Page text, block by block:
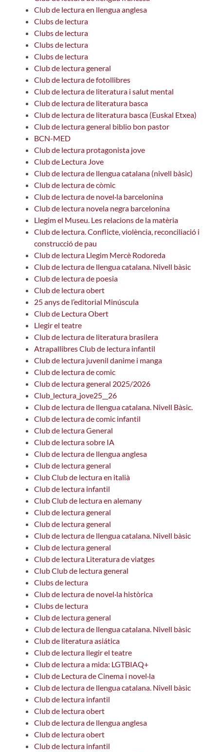
Club de lectura en llengua anglesa
Clubs de lectura
Clubs de lectura
Clubs de lectura
Clubs de lectura
Club de lectura general
Club de lectura de fotollibres
Club de lectura de literatura i salut mental
Club de lectura de literatura basca
Club de lectura de literatura basca (Euskal Etxea)
Club de lectura general biblio bon pastor
BCN-MED
Club de lectura protagonista jove
Club de Lectura Jove
Club de lectura de llengua catalana (nivell bàsic)
Club de lectura de còmic
Club de lectura de novel·la barcelonina
Club de lectura novela negra barcelonina
Llegim el Museu. Les relacions de la matèria
Club de lectura. Conflicte, violència, reconciliació i
construcció de pau
Club de lectura Llegim Mercè Rodoreda
Club de lectura de llengua catalana. Nivell bàsic
Club de lectura de poesia
Club de lectura obert
25 anys de l’editorial Minúscula
Club de Lectura Obert
Llegir el teatre
Club de lectura de literatura brasilera
Atrapallibres Club de lectura infantil
Club de lectura juvenil danime i manga
Club de lectura de comic
Club de lectura general 2025/2026
Club_lectura_jove25__26
Club de lectura de llengua catalana. Nivell Bàsic.
Club de lectura de comic infantil
Club de lectura General
Club de lectura sobre IA
Club de lectura de llengua anglesa
Club de lectura general
Club Club de lectura en italià
Club de lectura infantil
Club Club de lectura en alemany
Club de lectura general
Club de lectura general
Club de lectura de llengua catalana. Nivell bàsic
Club de lectura general
Club de lectura Literatura de viatges
Club Club de lectura general
Clubs de lectura
Club de lectura de novel·la històrica
Clubs de lectura
Club de lectura general
Club de lectura de llengua catalana. Nivell bàsic
Club de literatura asiática
Club de lectura llegir el teatre
Club de lectura a mida: LGTBIAQ+
Club de Lectura de Cinema i novel·la
Club de lectura de llengua catalana. Nivell bàsic
Club de lectura infantil
Club de lectura obert
Club de lectura de llengua anglesa
Club de lectura obert
Club de lectura infantil